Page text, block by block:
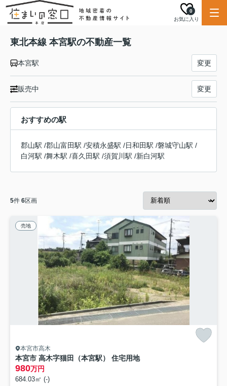
お気に入り
0
東北本線 本宮駅の不動産一覧
本宮駅 変更
販売中 変更
おすすめの駅
郡山駅 /郡山富田駅 /安積永盛駅 /日和田駅 /磐城守山駅 /
白河駅 /舞木駅 /喜久田駅 /須賀川駅 /新白河駅
5件 6区画
売地
本宮市高木
本宮市 高木字猫田（本宮駅） 住宅用地
980万円
684.03㎡ (-)